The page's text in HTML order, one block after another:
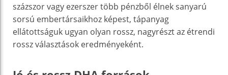
százszor vagy ezerszer több pénzből élnek sanyarú
sorsú embertársaikhoz képest, tápanyag
ellátottságuk ugyan olyan rossz, nagyrészt az étrendi
rossz választások eredményeként.